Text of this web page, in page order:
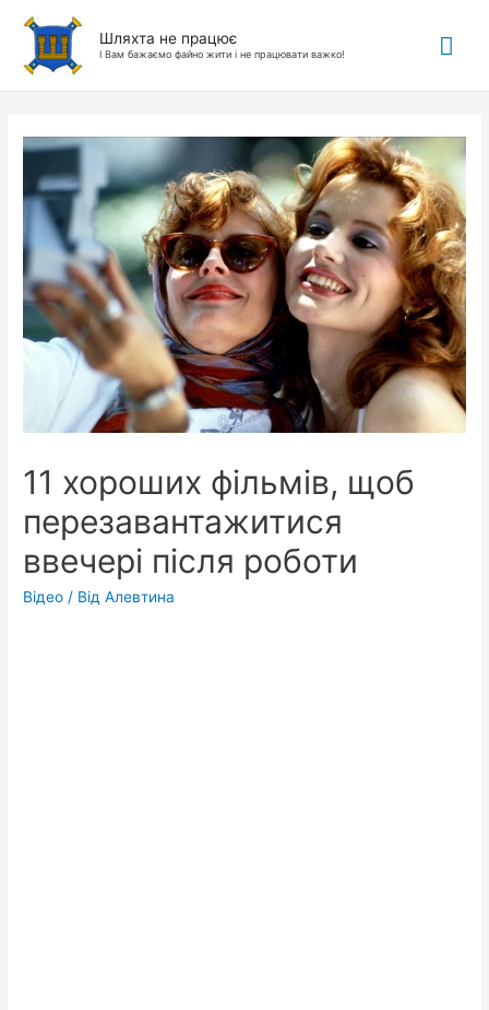
Шляхта не працює
І Вам бажаємо файно жити і не працювати важко!
11 хороших фільмів, щоб
перезавантажитися
ввечері після роботи
Відео / ВідАлевтина